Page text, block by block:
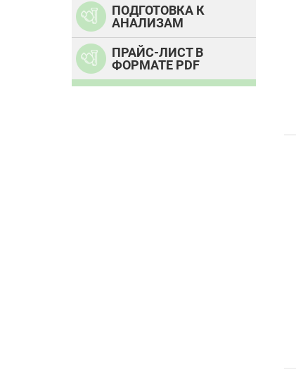
ПОДГОТОВКА К
АНАЛИЗАМ
ПРАЙС-ЛИСТ В
ФОРМАТЕ PDF